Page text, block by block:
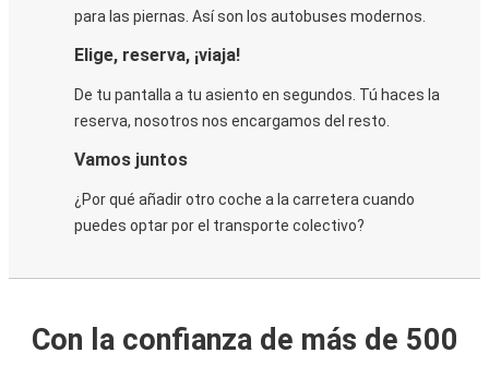
para las piernas. Así son los autobuses modernos.
Elige, reserva, ¡viaja!
De tu pantalla a tu asiento en segundos. Tú haces la
reserva, nosotros nos encargamos del resto.
Vamos juntos
¿Por qué añadir otro coche a la carretera cuando
puedes optar por el transporte colectivo?
Con la confianza de más de 500